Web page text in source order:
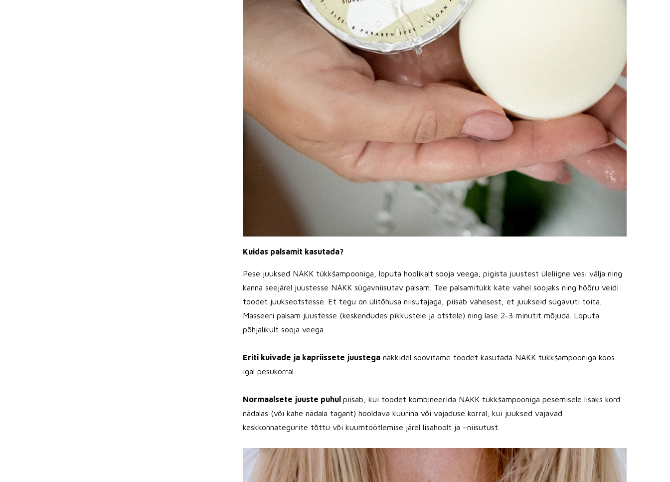
Kuidas palsamit kasutada?
Pese juuksed NÄKK tükkšampooniga, loputa hoolikalt sooja veega, pigista juustest üleliigne vesi välja ning
kanna seejärel juustesse NÄKK sügavniisutav palsam. Tee palsamitükk käte vahel soojaks ning hõõru veidi
toodet juukseotstesse. Et tegu on ülitõhusa niisutajaga, piisab vähesest, et juukseid sügavuti toita.
Masseeri palsam juustesse (keskendudes pikkustele ja otstele) ning lase 2-3 minutit mõjuda. Loputa
põhjalikult sooja veega.
Eriti kuivade ja kapriissete juustega näkkidel soovitame toodet kasutada NÄKK tükkšampooniga koos
igal pesukorral.
Normaalsete juuste puhul piisab, kui toodet kombineerida NÄKK tükkšampooniga pesemisele lisaks kord
nädalas (või kahe nädala tagant) hooldava kuurina või vajaduse korral, kui juuksed vajavad
keskkonnategurite tõttu või kuumtöötlemise järel lisahoolt ja –niisutust.